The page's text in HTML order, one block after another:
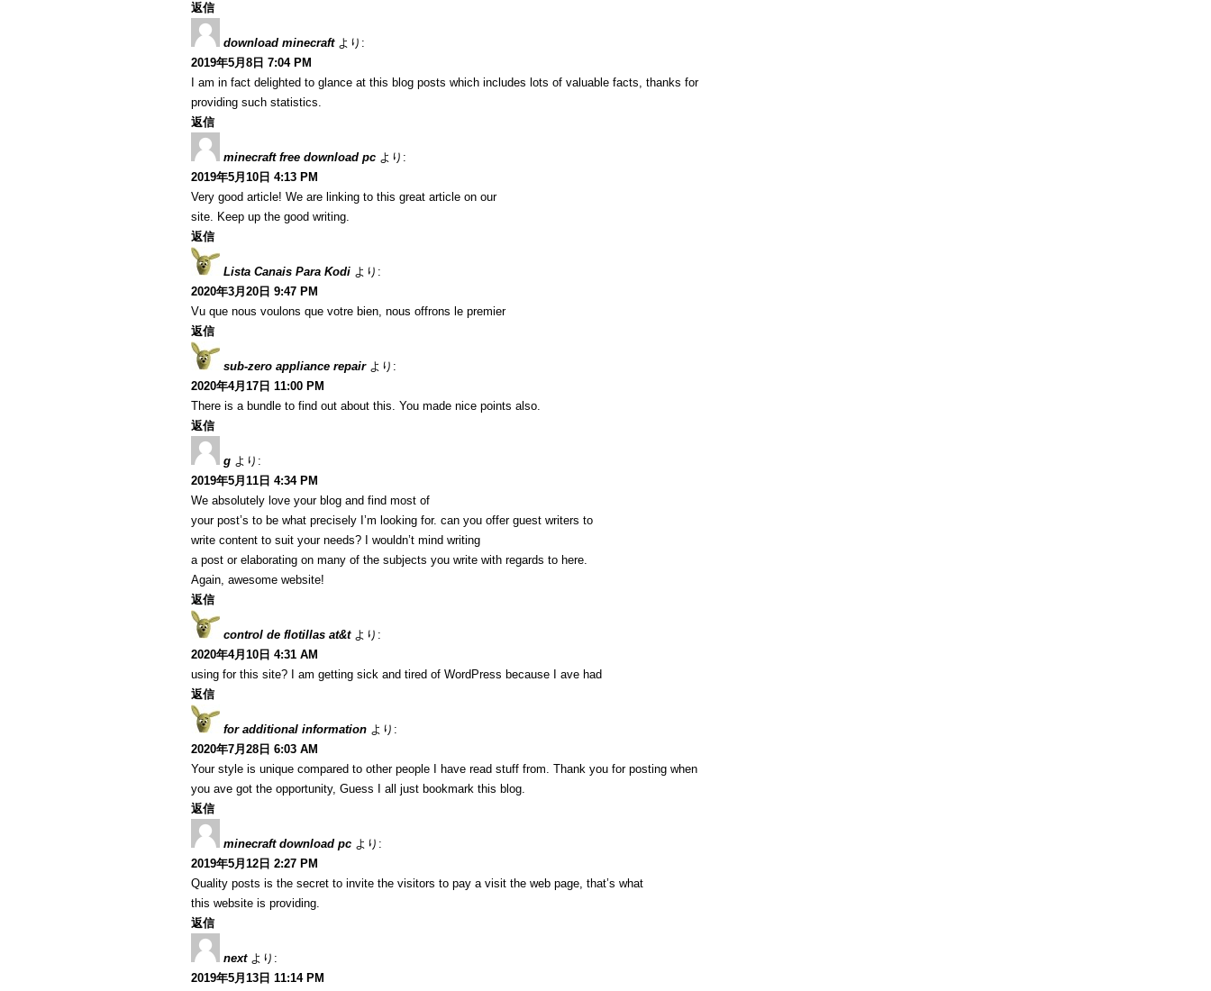
返信
download minecraft より:
2019年5月8日 7:04 PM
I am in fact delighted to glance at this blog posts which includes lots of valuable facts, thanks for
providing such statistics.
返信
minecraft free download pc より:
2019年5月10日 4:13 PM
Very good article! We are linking to this great article on our
site. Keep up the good writing.
返信
Lista Canais Para Kodi より:
2020年3月20日 9:47 PM
Vu que nous voulons que votre bien, nous offrons le premier
返信
sub-zero appliance repair より:
2020年4月17日 11:00 PM
There is a bundle to find out about this. You made nice points also.
返信
g より:
2019年5月11日 4:34 PM
We absolutely love your blog and find most of
your post’s to be what precisely I’m looking for. can you offer guest writers to
write content to suit your needs? I wouldn’t mind writing
a post or elaborating on many of the subjects you write with regards to here.
Again, awesome website!
返信
control de flotillas at&t より:
2020年4月10日 4:31 AM
using for this site? I am getting sick and tired of WordPress because I ave had
返信
for additional information より:
2020年7月28日 6:03 AM
Your style is unique compared to other people I have read stuff from. Thank you for posting when
you ave got the opportunity, Guess I all just bookmark this blog.
返信
minecraft download pc より:
2019年5月12日 2:27 PM
Quality posts is the secret to invite the visitors to pay a visit the web page, that’s what
this website is providing.
返信
next より:
2019年5月13日 11:14 PM